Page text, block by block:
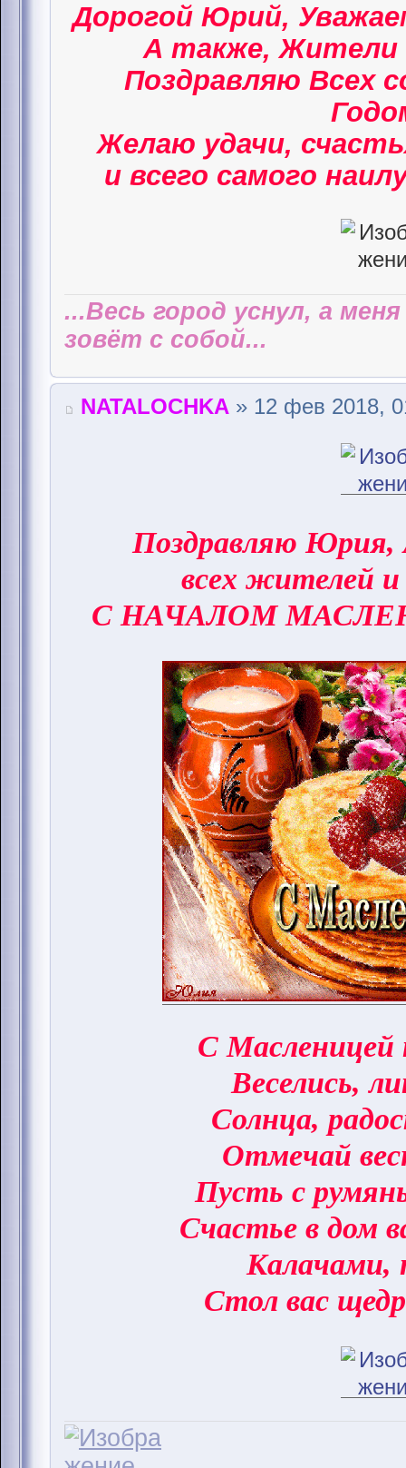
Дорогой Юрий,
А также, Жители
Поздравляю Всех
Желаю удачи,
и всего самого
...Весь город уснул, а
зовёт с собой...
NATALOCHKA » 12 фев 2018,
Поздравляю
всех жителей
С НАЧАЛОМ
С Масленицей
Веселись,
Солнца,
Отмечай
Пусть с
Счастье в дом
Калачами,
Стол вас